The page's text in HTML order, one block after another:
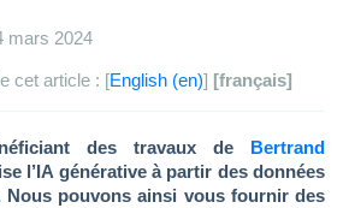
mars 2024
cet article : [English ] [français]
des travaux de Bertrand
l’IA générative à partir des données
Nous pouvons ainsi vous fournir des